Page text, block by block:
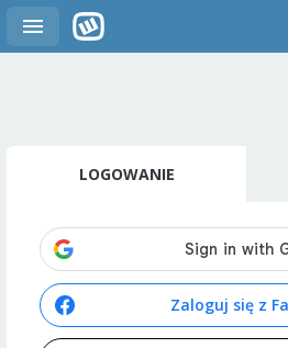
LOGOWANIE
Zaloguj się z